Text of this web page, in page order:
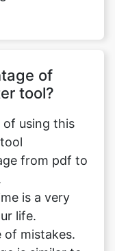
of
from pdf to
is a very
life.
mistakes.
is similar to
signup no